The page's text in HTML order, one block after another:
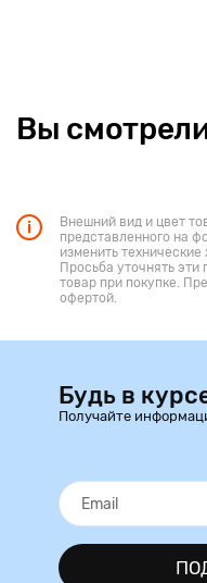
Вы
Внешний вид и цвет
представленного на
изменить
Просьба уточнять
товар при покупке.
офертой.
Будь в
Получайте